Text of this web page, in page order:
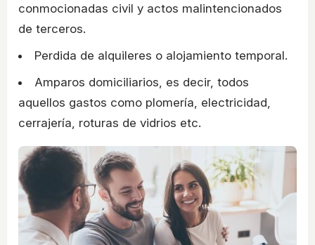
conmocionadas civil y actos malintencionados
de terceros.
Perdida de alquileres o alojamiento temporal.
Amparos domiciliarios, es decir, todos
aquellos gastos como plomería, electricidad,
cerrajería, roturas de vidrios etc.